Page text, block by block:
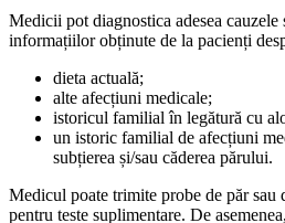
Medicii pot diagnostica adesea
informațiilor obținute de la pacienți
dieta actuală;
alte afecțiuni medicale;
istoricul familial în legătură cu
un istoric familial de afecțiuni
subțierea și/sau căderea părului.
Medicul poate trimite probe de păr sau
pentru teste suplimentare. De